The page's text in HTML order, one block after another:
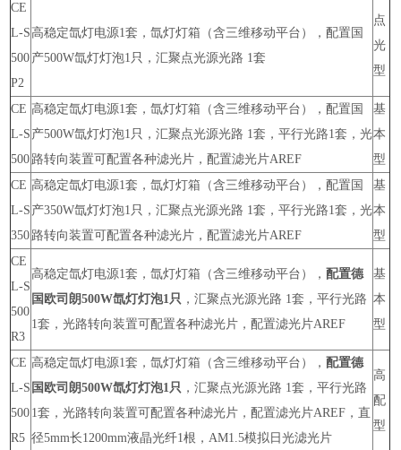
CE
L-S
500
P2
高稳定氙灯电源1套，氙灯灯箱（含三维移动平台），配置国
产500W氙灯灯泡1只，汇聚点光源光路 1套
点
光
型
CE
L-S
500
高稳定氙灯电源1套，氙灯灯箱（含三维移动平台），配置国
产500W氙灯灯泡1只，汇聚点光源光路 1套，平行光路1套，光
路转向装置可配置各种滤光片，配置滤光片AREF
基
本
型
CE
L-S
350
高稳定氙灯电源1套，氙灯灯箱（含三维移动平台），配置国
产350W氙灯灯泡1只，汇聚点光源光路 1套，平行光路1套，光
路转向装置可配置各种滤光片，配置滤光片AREF
基
本
型
CE
L-S
500
R3
高稳定氙灯电源1套，氙灯灯箱（含三维移动平台）， 配置德
国欧司朗500W氙灯灯泡1只 ，汇聚点光源光路 1套，平行光路
1套，光路转向装置可配置各种滤光片，配置滤光片AREF
基
本
型
CE
L-S
500
R5
高稳定氙灯电源1套，氙灯灯箱（含三维移动平台）， 配置德
国欧司朗500W氙灯灯泡1只 ，汇聚点光源光路 1套，平行光路
1套，光路转向装置可配置各种滤光片，配置滤光片AREF，直
径5mm长1200mm液晶光纤1根，AM1.5模拟日光滤光片
高
配
型